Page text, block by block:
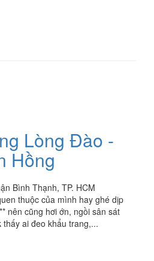
Lòng Đào -
Hồng
Bình Thạnh, TP. HCM
thuộc của mình hay ghé dịp
nên cũng hơi ớn, ngồi sân sát
ai đeo khẩu trang,...